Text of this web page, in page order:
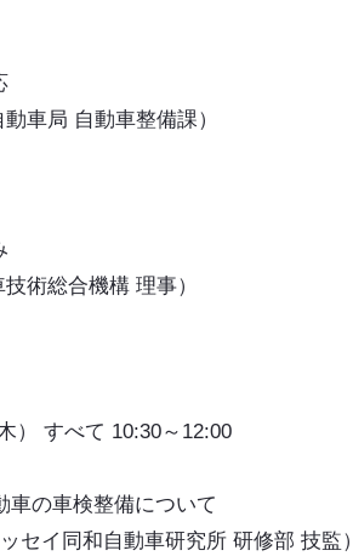
車局 自動車整備課）
術総合機構 理事）
） すべて 10:30～12:00
車の車検整備について
セイ同和自動車研究所 研修部 技監）